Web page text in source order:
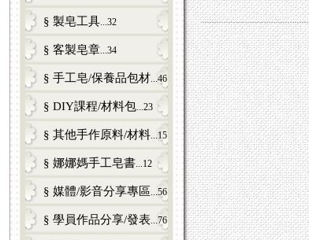
§ 製皂工具 ...32
§ 客製皂章 ...34
§ 手工皂/保養品包材 ...46
§ DIY課程/材料包 ...23
§ 其他手作原料/材料 ...15
§ 娜娜媽手工皂書 ...12
§ 媒體/影音分享專區 ...56
§ 學員作品分享/發表 ...76